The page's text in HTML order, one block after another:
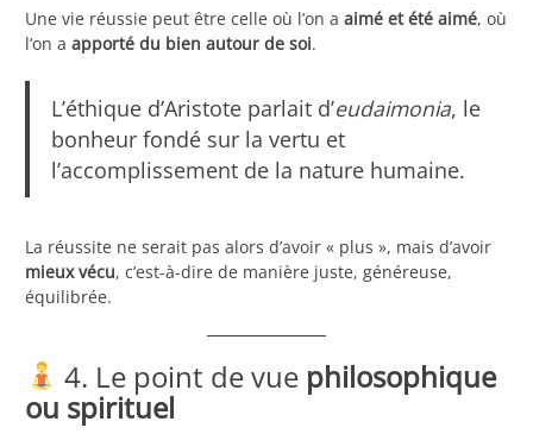
Une vie réussie peut être celle où l’on a aimé et été aimé, où
l’on a apporté du bien autour de soi.
L’éthique d’Aristote parlait d’eudaimonia, le
bonheur fondé sur la vertu et
l’accomplissement de la nature humaine.
La réussite ne serait pas alors d’avoir « plus », mais d’avoir
mieux vécu, c’est-à-dire de manière juste, généreuse,
équilibrée.
4. Le point de vue philosophique
ou spirituel